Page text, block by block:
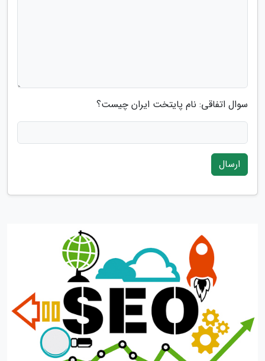
سوال اتفاقی: نام پایتخت ایران چیست؟
ارسال